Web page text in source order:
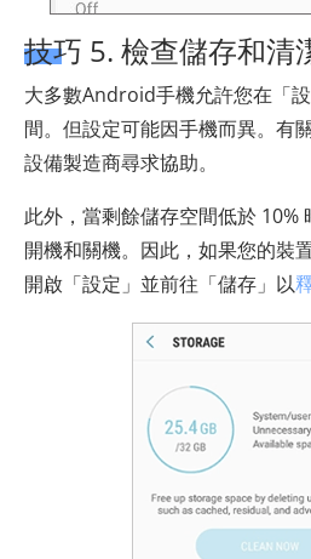
技巧 5. 檢查儲存和清
大多數Android手機允許您在「
間。但設定可能因手機而異。有
設備製造商尋求協助。
此外，當剩餘儲存空間低於 10%
開機和關機。因此，如果您的裝
開啟「設定」並前往「儲存」以